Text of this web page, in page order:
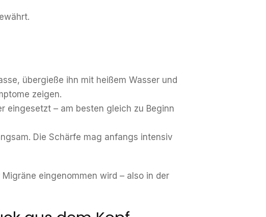
übergieße ihn mit heißem Wasser und
zeigen.
eingesetzt – am besten gleich zu Beginn
Die Schärfe mag anfangs intensiv
eingenommen wird – also in der